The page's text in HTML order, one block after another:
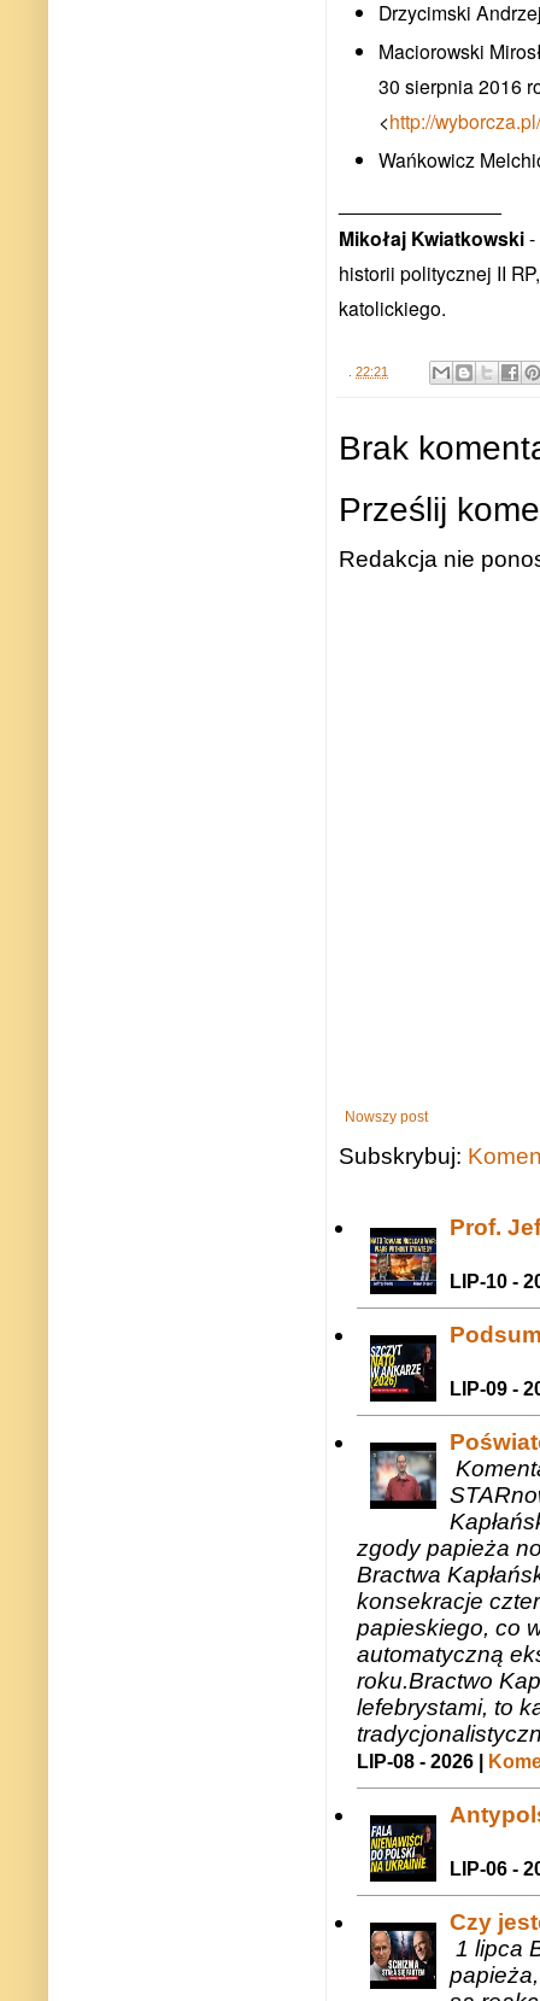
Drzycimski
Maciorowski
30 sierpnia 2016
<http://
Wańkowicz
Mikołaj Kwiatkowski
historii politycznej II
katolickiego.
22:21
Brak
Prześlij
Redakcja nie
Nowszy post
Subskrybuj:
Prof.
LIP-10 -
LIP-09 -
zgody papieża
Bractwa
konsekracje
papieskiego, co
automatyczną
roku.Bractwo
lefebrystami, to
LIP-08 - 2026 |
LIP-06 -
Czy
1 lipca